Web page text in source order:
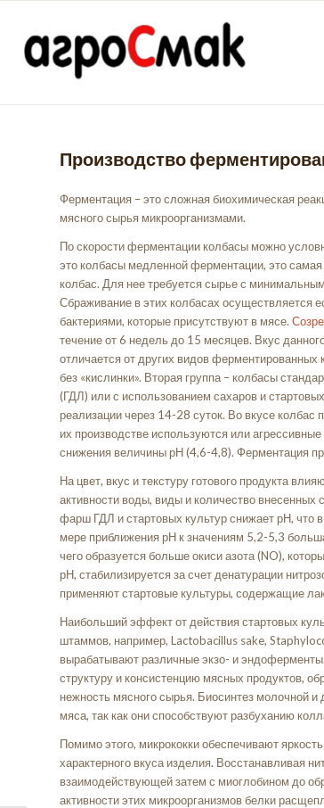
Производство
Ферментация – это сложная биохимическая
мясного сырья микроорганизмами.
По скорости ферментации колбасы можно
это колбасы медленной ферментации, это
колбас. Для нее требуется сырье с
Сбраживание в этих колбасах осуществляется
бактериями, которые присутствуют в мясе.
течение от 6 недель до 15 месяцев. Вкус
отличается от других видов
без «кислинки». Вторая группа – колбасы
(ГДЛ) или с использованием сахаров и
реализации через 14-28 суток. Во вкусе колбас
их производстве используются или
снижения величины рН (4,6-4,8). Ферментация
На цвет, вкус и текстуру готового продукта
активности воды, виды и количество
фарш ГДЛ и стартовых культур снижает рН, что
мере приближения рН к значениям 5,2-5,3
чего образуется больше окиси азота (NO),
рН, стабилизируется за счет денатурации
применяют стартовые культуры, содержащие
Наибольший эффект от действия стартовых
штаммов, например, Lactobacillus sake,
вырабатывают различные экзо- и
структуру и консистенцию мясных продуктов,
нежность мясного сырья. Биосинтез молочной и
мяса, так как они способствуют разбуханию
Помимо этого, микрококки обеспечивают
характерного вкуса изделия. Восстанавливая
взаимодействующей затем с миоглобином до
активности этих микроорганизмов белки